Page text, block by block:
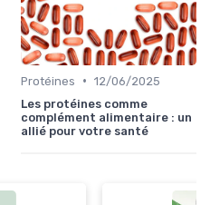
Protéines • 12/06/2025
Les protéines comme
complément alimentaire : un
allié pour votre santé